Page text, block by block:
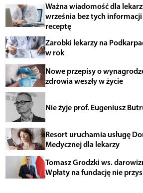
Ważna wiadomość dla
września bez tych
receptę
Zarobki lekarzy na
w rok
Nowe przepisy o
zdrowia weszły w życie
Nie żyje prof. Eugeniusz
Resort uruchamia usługę
Medycznej dla lekarzy
Tomasz Grodzki ws.
Wpłaty na fundację nie